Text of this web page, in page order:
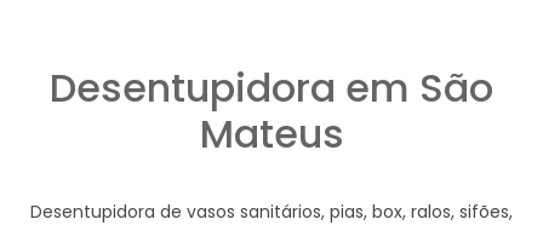
Desentupidora em São
Mateus
Desentupidora de vasos sanitários, pias, box, ralos, sifões,